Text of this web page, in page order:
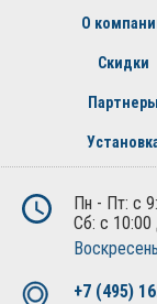
О
Скидки
Партнеры
Пн - Пт: с
Сб: с 10:00
+7 (495)